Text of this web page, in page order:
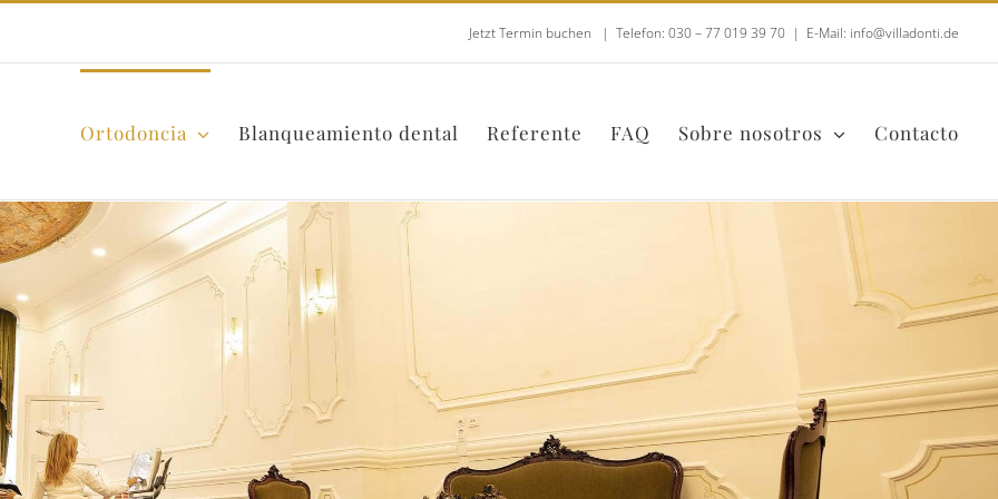
Jetzt Termin buchen | Telefon: 030 – 77 019 39 70 | E-Mail: info@villadonti.de
Ortodoncia Blanqueamiento dental Referente FAQ Sobre nosotros Contacto